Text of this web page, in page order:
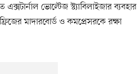
ভোল্টেজ স্ট্যাবিলাইজার ব্যবহার
মাদারবোর্ড ও কমপ্রেসরকে রক্ষা